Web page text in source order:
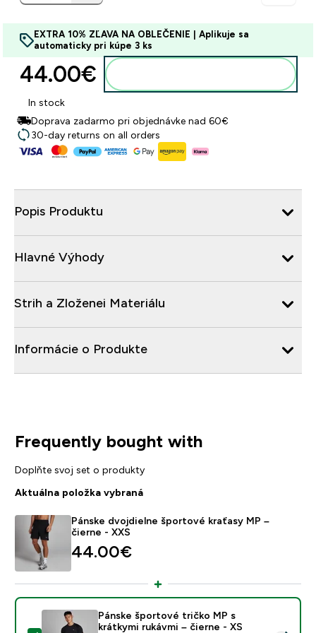
EXTRA 10% ZĽAVA NA OBLEČENIE | Aplikuje sa
automaticky pri kúpe 3 ks
44.00€‎
In stock
Doprava zadarmo pri objednávke nad 60€
30-day returns on all orders
Popis Produktu
Hlavné Výhody
Strih a Zloženei Materiálu
Informácie o Produkte
Frequently bought with
Doplňte svoj set o produkty
Aktuálna položka vybraná
Pánske dvojdielne športové kraťasy MP –
čierne - XXS
44.00€‎
Pánske športové tričko MP s
krátkymi rukávmi – čierne - XS